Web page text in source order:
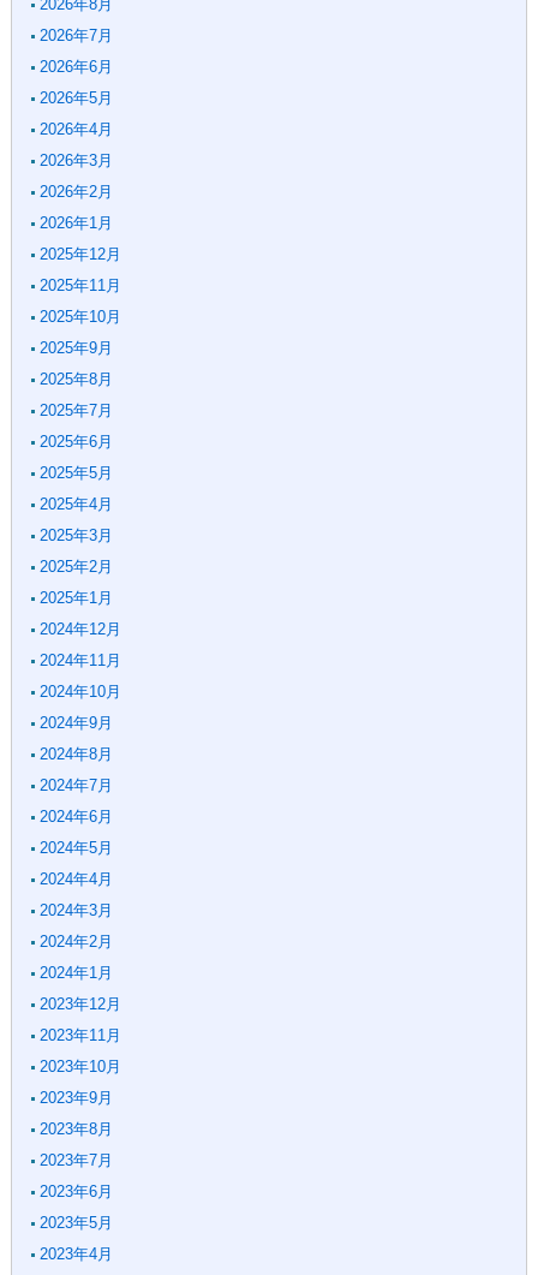
2026年8月
2026年7月
2026年6月
2026年5月
2026年4月
2026年3月
2026年2月
2026年1月
2025年12月
2025年11月
2025年10月
2025年9月
2025年8月
2025年7月
2025年6月
2025年5月
2025年4月
2025年3月
2025年2月
2025年1月
2024年12月
2024年11月
2024年10月
2024年9月
2024年8月
2024年7月
2024年6月
2024年5月
2024年4月
2024年3月
2024年2月
2024年1月
2023年12月
2023年11月
2023年10月
2023年9月
2023年8月
2023年7月
2023年6月
2023年5月
2023年4月